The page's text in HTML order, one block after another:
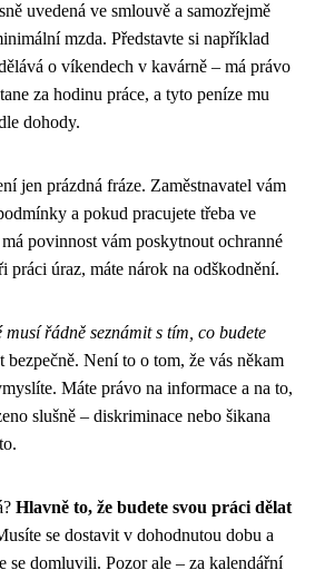
uvedená ve smlouvě a samozřejmě
mzda. Představte si například
o víkendech v kavárně – má právo
za hodinu práce, a tyto peníze mu
dohody.
jen prázdná fráze. Zaměstnavatel vám
a pokud pracujete třeba ve
povinnost vám poskytnout ochranné
práci úraz, máte nárok na odškodnění.
musí řádně seznámit s tím, co budete
bezpečně. Není to o tom, že vás někam
Máte právo na informace a na to,
slušně – diskriminace nebo šikana
Hlavně to, že budete svou práci dělat
se dostavit v dohodnutou dobu a
se domluvili. Pozor ale – za kalendářní